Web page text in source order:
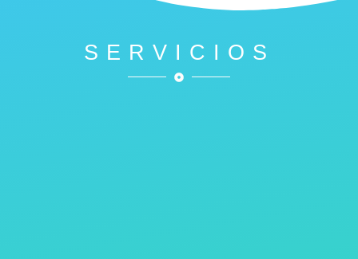
SERVICIOS